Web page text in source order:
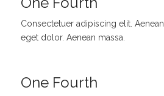
Consectetuer adipiscing elit. Aenean
eget dolor. Aenean massa.
One Fourth